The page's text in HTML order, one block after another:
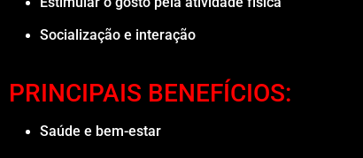
Socialização e interação
PRINCIPAIS BENEFÍCIOS:
Saúde e bem-estar